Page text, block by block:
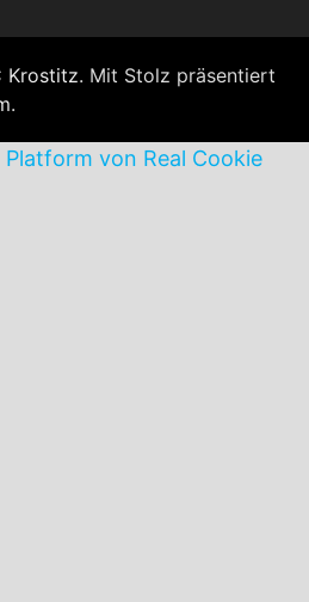
Krostitz. Mit Stolz präsentiert
.
von Real Cookie